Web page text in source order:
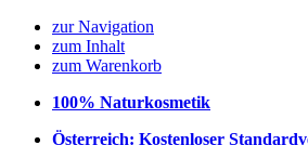
zur Navigation
zum Inhalt
zum Warenkorb
100% Naturkosmetik
Österreich: Kostenloser